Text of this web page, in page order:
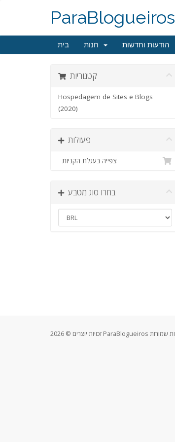
ParaBlogueiros
בית הודעות וחדשות
קטגוריות
Hospedagem de Sites e Blogs
(2020)
פעולות
צפייה בעגלת הקניות
בחרו סוג מטבע